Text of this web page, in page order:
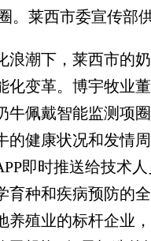
。莱西市委宣传部
潮下，莱西市的奶
化变革。博宇牧业
牛佩戴智能监测项
的健康状况和发情
即时推送给技术
育种和疾病预防的
养殖业的标杆企业